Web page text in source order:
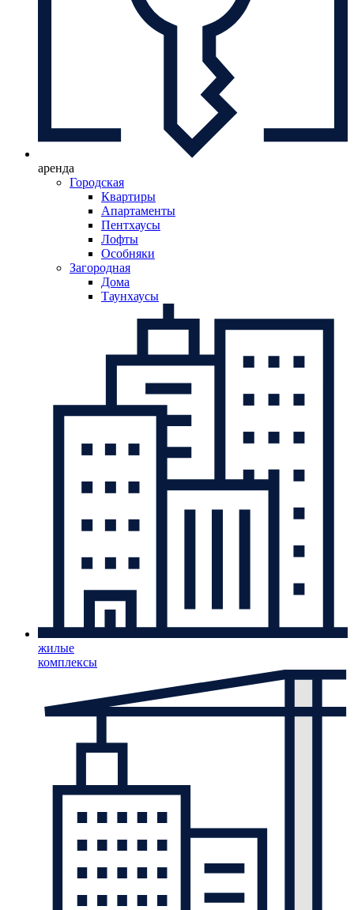
аренда
Городская
Квартиры
Апартаменты
Пентхаусы
Лофты
Особняки
Загородная
Дома
Таунхаусы
жилые
комплексы